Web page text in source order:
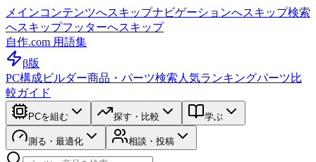
メインコンテンツへスキップナビゲーションへスキップ検索
へスキップフッターへスキップ
自作.com 用語集
β版
PC構成ビルダー商品・パーツ検索 人気ランキングパーツ比
較ガイド
PCを組む 探す・比較 学ぶ
測る・最適化 相談・投稿